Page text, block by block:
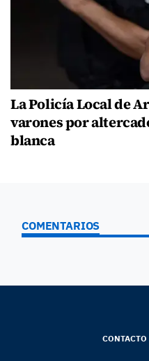
La Policía Local de
varones por
blanca
COMENTARIOS
CONTACTO